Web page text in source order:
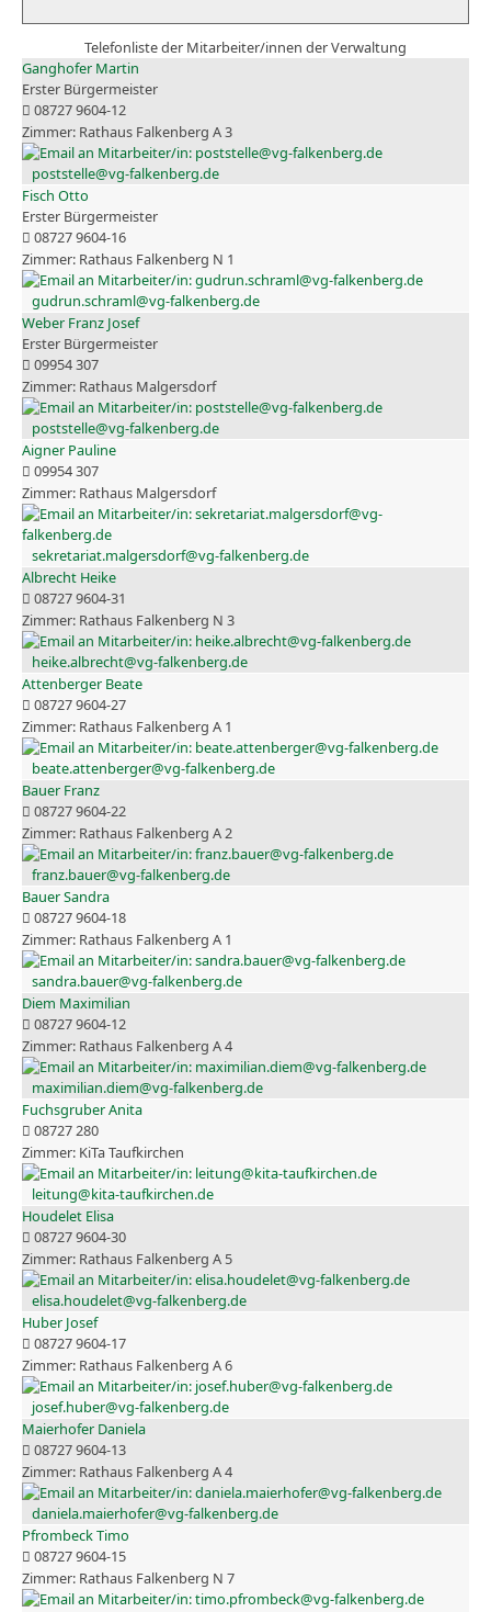
Telefonliste der Mitarbeiter/innen der Verwaltung
Ganghofer Martin
Erster Bürgermeister
08727 9604-12
Rathaus Falkenberg A 3
poststelle@vg-falkenberg.de
Fisch Otto
Erster Bürgermeister
08727 9604-16
Rathaus Falkenberg N 1
gudrun.schraml@vg-falkenberg.de
Weber Franz Josef
Erster Bürgermeister
09954 307
Rathaus Malgersdorf
poststelle@vg-falkenberg.de
Aigner Pauline
09954 307
Rathaus Malgersdorf
sekretariat.malgersdorf@vg-falkenberg.de
Albrecht Heike
08727 9604-31
Rathaus Falkenberg N 3
heike.albrecht@vg-falkenberg.de
Attenberger Beate
08727 9604-27
Rathaus Falkenberg A 1
beate.attenberger@vg-falkenberg.de
Bauer Franz
08727 9604-22
Rathaus Falkenberg A 2
franz.bauer@vg-falkenberg.de
Bauer Sandra
08727 9604-18
Rathaus Falkenberg A 1
sandra.bauer@vg-falkenberg.de
Diem Maximilian
08727 9604-12
Rathaus Falkenberg A 4
maximilian.diem@vg-falkenberg.de
Fuchsgruber Anita
08727 280
KiTa Taufkirchen
leitung@kita-taufkirchen.de
Houdelet Elisa
08727 9604-30
Rathaus Falkenberg A 5
elisa.houdelet@vg-falkenberg.de
Huber Josef
08727 9604-17
Rathaus Falkenberg A 6
josef.huber@vg-falkenberg.de
Maierhofer Daniela
08727 9604-13
Rathaus Falkenberg A 4
daniela.maierhofer@vg-falkenberg.de
Pfrombeck Timo
08727 9604-15
Rathaus Falkenberg N 7